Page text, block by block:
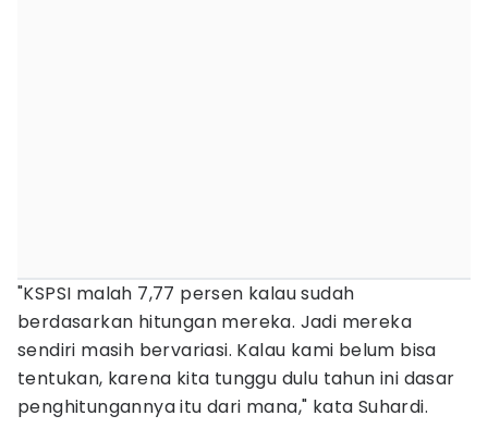
"KSPSI malah 7,77 persen kalau sudah
berdasarkan hitungan mereka. Jadi mereka
sendiri masih bervariasi. Kalau kami belum bisa
tentukan, karena kita tunggu dulu tahun ini dasar
penghitungannya itu dari mana," kata Suhardi.